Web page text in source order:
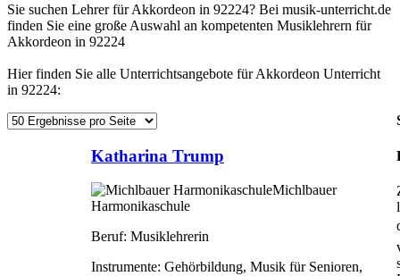
Sie suchen Lehrer für Akkordeon in 92224? Bei musik-unterricht.de
finden Sie eine große Auswahl an kompetenten Musiklehrern für
Akkordeon in 92224
Hier finden Sie alle Unterrichtsangebote für Akkordeon Unterricht
in 92224:
Katharina Trump
Michlbauer
Harmonikaschule
Beruf: Musiklehrerin
Instrumente: Gehörbildung, Musik für Senioren,